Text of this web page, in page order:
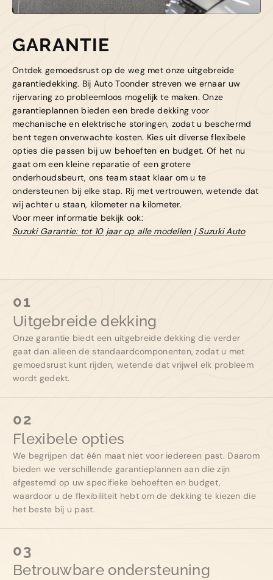
Kapelle
Biezelingsestraat 50 4421 BT
GARANTIE
Ontdek gemoedsrust op de weg met onze uitgebreide
garantiedekking. Bij Auto Toonder streven we ernaar uw
rijervaring zo probleemloos mogelijk te maken. Onze
garantieplannen bieden een brede dekking voor
mechanische en elektrische storingen, zodat u beschermd
bent tegen onverwachte kosten. Kies uit diverse flexibele
opties die passen bij uw behoeften en budget. Of het nu
gaat om een kleine reparatie of een grotere
onderhoudsbeurt, ons team staat klaar om u te
ondersteunen bij elke stap. Rij met vertrouwen, wetende dat
wij achter u staan, kilometer na kilometer.
Voor meer informatie bekijk ook:
Suzuki Garantie: tot 10 jaar op alle modellen | Suzuki Auto
01
Uitgebreide dekking
Onze garantie biedt een uitgebreide dekking die verder
gaat dan alleen de standaardcomponenten, zodat u met
gemoedsrust kunt rijden, wetende dat vrijwel elk probleem
wordt gedekt.
02
Flexibele opties
We begrijpen dat één maat niet voor iedereen past. Daarom
bieden we verschillende garantieplannen aan die zijn
afgestemd op uw specifieke behoeften en budget,
waardoor u de flexibiliteit hebt om de dekking te kiezen die
het beste bij u past.
03
Betrouwbare ondersteuning